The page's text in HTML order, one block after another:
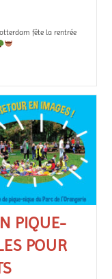
fête la rentrée
PIQUE-
POUR